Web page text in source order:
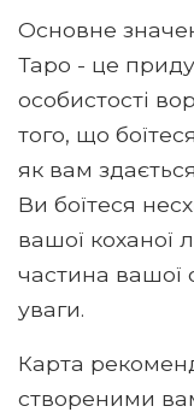
Основне
Таро - це
особистості
того, що
як вам
Ви боїтеся
вашої коханої
частина вашої
уваги.
Карта
створеними